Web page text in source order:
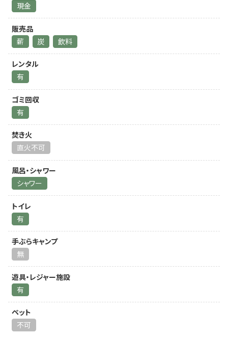
現金
販売品
薪
炭 飲料
レンタル
有
ゴミ回収
有
焚き火
直火不可
風呂・シャワー
シャワー
トイレ
有
手ぶらキャンプ
無
遊具・レジャー施設
有
ペット
不可